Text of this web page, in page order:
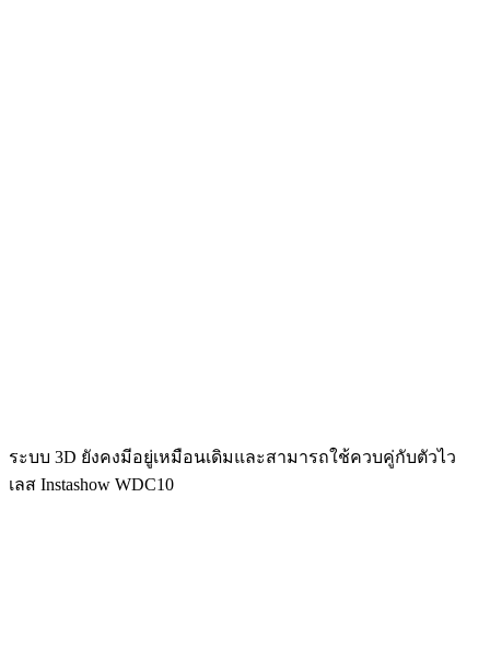
ระบบ 3D ยังคงมีอยู่เหมือนเดิมและสามารถใช้ควบคู่กับตัวไว
เลส Instashow WDC10